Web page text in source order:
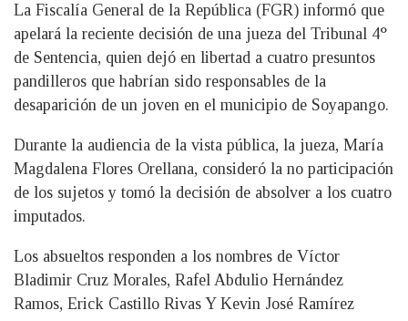
La Fiscalía General de la República (FGR) informó que
apelará la reciente decisión de una jueza del Tribunal 4°
de Sentencia, quien dejó en libertad a cuatro presuntos
pandilleros que habrían sido responsables de la
desaparición de un joven en el municipio de Soyapango.
Durante la audiencia de la vista pública, la jueza, María
Magdalena Flores Orellana, consideró la no participación
de los sujetos y tomó la decisión de absolver a los cuatro
imputados.
Los absueltos responden a los nombres de Víctor
Bladimir Cruz Morales, Rafel Abdulio Hernández
Ramos, Erick Castillo Rivas Y Kevin José Ramírez